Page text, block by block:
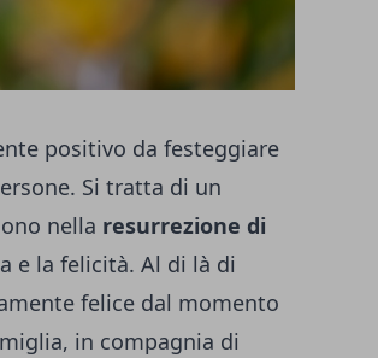
positivo da festeggiare
Si tratta di un
nella resurrezione di
e la felicità. Al di là di
felice dal momento
in compagnia di